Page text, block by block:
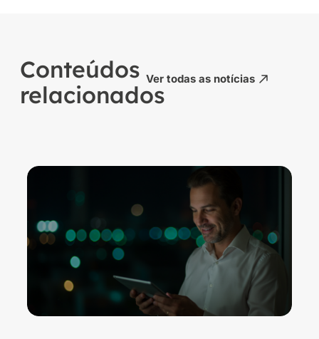
Conteúdos
relacionados
Ver todas as notícias